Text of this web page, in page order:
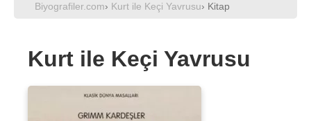
Biyografiler.com› Kurt ile Keçi Yavrusu› Kitap
Kurt ile Keçi Yavrusu